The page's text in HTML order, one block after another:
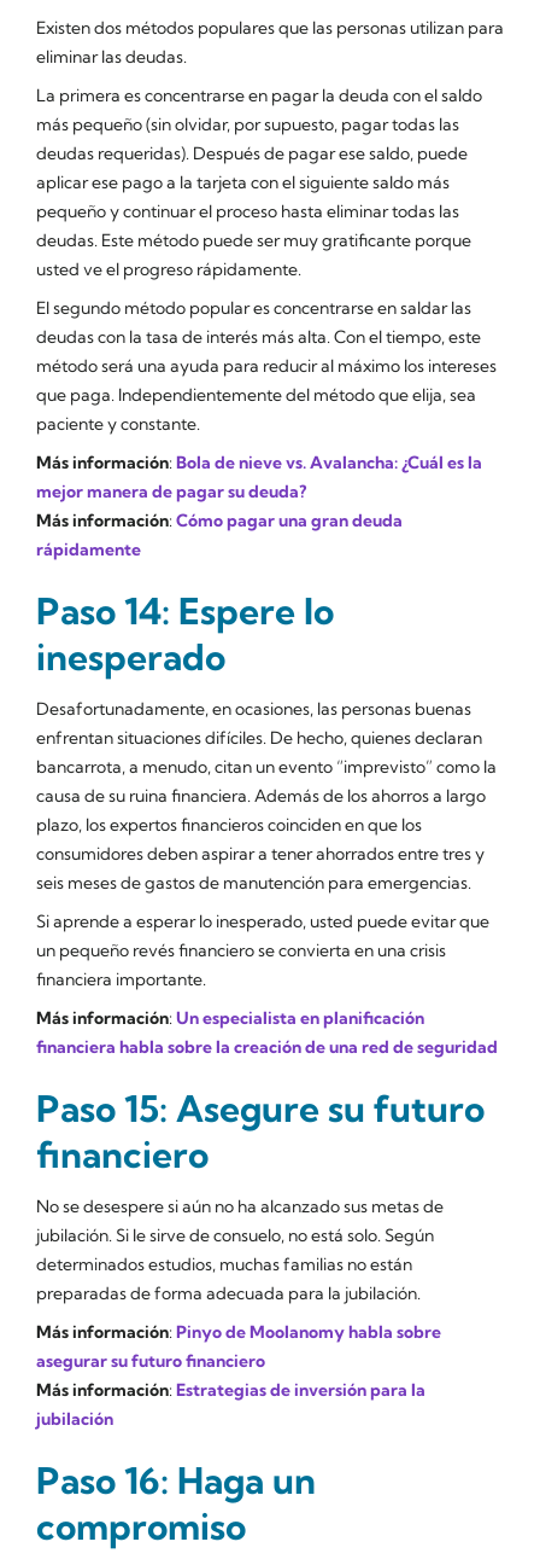
Existen dos métodos populares que las personas utilizan para
eliminar las deudas.
La primera es concentrarse en pagar la deuda con el saldo
más pequeño (sin olvidar, por supuesto, pagar todas las
deudas requeridas). Después de pagar ese saldo, puede
aplicar ese pago a la tarjeta con el siguiente saldo más
pequeño y continuar el proceso hasta eliminar todas las
deudas. Este método puede ser muy gratificante porque
usted ve el progreso rápidamente.
El segundo método popular es concentrarse en saldar las
deudas con la tasa de interés más alta. Con el tiempo, este
método será una ayuda para reducir al máximo los intereses
que paga. Independientemente del método que elija, sea
paciente y constante.
Más información: Bola de nieve vs. Avalancha: ¿Cuál es la
mejor manera de pagar su deuda?
Más información: Cómo pagar una gran deuda
rápidamente
Paso 14: Espere lo
inesperado
Desafortunadamente, en ocasiones, las personas buenas
enfrentan situaciones difíciles. De hecho, quienes declaran
bancarrota, a menudo, citan un evento “imprevisto” como la
causa de su ruina financiera. Además de los ahorros a largo
plazo, los expertos financieros coinciden en que los
consumidores deben aspirar a tener ahorrados entre tres y
seis meses de gastos de manutención para emergencias.
Si aprende a esperar lo inesperado, usted puede evitar que
un pequeño revés financiero se convierta en una crisis
financiera importante.
Más información: Un especialista en planificación
financiera habla sobre la creación de una red de seguridad
Paso 15: Asegure su futuro
financiero
No se desespere si aún no ha alcanzado sus metas de
jubilación. Si le sirve de consuelo, no está solo. Según
determinados estudios, muchas familias no están
preparadas de forma adecuada para la jubilación.
Más información: Pinyo de Moolanomy habla sobre
asegurar su futuro financiero
Más información: Estrategias de inversión para la
jubilación
Paso 16: Haga un
compromiso